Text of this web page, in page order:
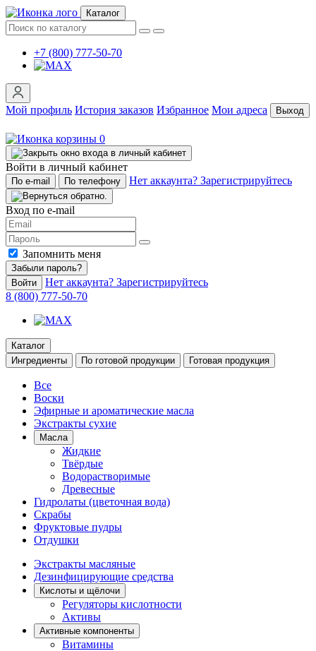
Каталог
+7 (800) 777-50-70
Мой профиль История заказов Избранное Мои адреса Выход
0
Войти в личный кабинет
По e-mail По телефону Нет аккаунта? Зарегистрируйтесь
Вход по e-mail
Запомнить меня
Забыли пароль?
Войти
Нет аккаунта? Зарегистрируйтесь
8 (800) 777-50-70
Каталог
Ингредиенты
По готовой продукции Готовая продукция
Все
Воски
Эфирные и ароматические масла
Экстракты сухие
Масла
Жидкие
Твёрдые
Водорастворимые
Древесные
Гидролаты (цветочная вода)
Скрабы
Фруктовые пудры
Отдушки
Экстракты масляные
Дезинфицирующие средства
Кислоты и щёлочи
Регуляторы кислотности
Активы
Активные компоненты
Витамины